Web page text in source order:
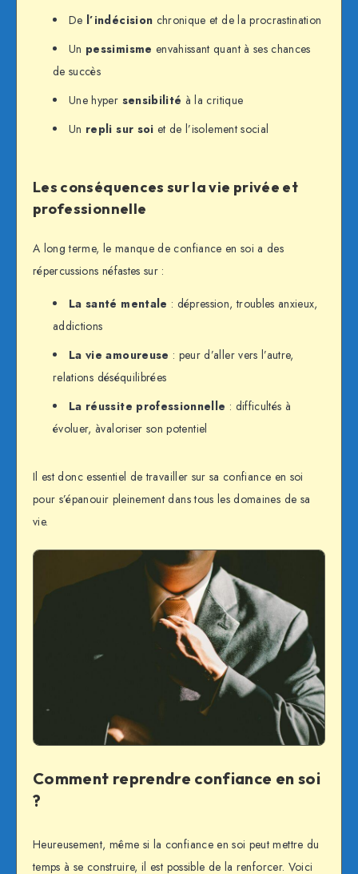
De l’indécision chronique et de la procrastination
Un pessimisme envahissant quant à ses chances
de succès
Une hyper sensibilité à la critique
Un repli sur soi et de l’isolement social
Les conséquences sur la vie privée et
professionnelle
A long terme, le manque de confiance en soi a des
répercussions néfastes sur :
La santé mentale : dépression, troubles anxieux,
addictions
La vie amoureuse : peur d’aller vers l’autre,
relations déséquilibrées
La réussite professionnelle : difficultés à
évoluer, àvaloriser son potentiel
Il est donc essentiel de travailler sur sa confiance en soi
pour s’épanouir pleinement dans tous les domaines de sa
vie.
Comment reprendre confiance en soi
?
Heureusement, même si la confiance en soi peut mettre du
temps à se construire, il est possible de la renforcer. Voici